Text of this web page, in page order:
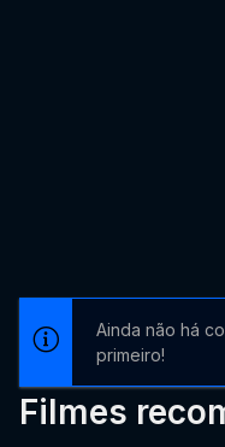
Ainda não há
primeiro!
Filmes